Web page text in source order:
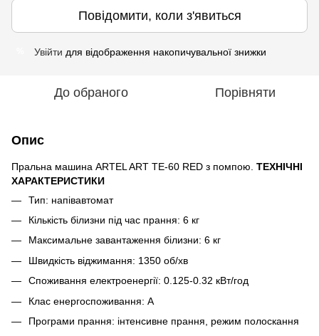
Повідомити, коли з'явиться
Увійти для відображення накопичувальної знижки
До обраного Порівняти
Опис
Пральна машина ARTEL ART TЕ-60 RED з помпою. ТЕХНІЧНІ
ХАРАКТЕРИСТИКИ
Тип: напівавтомат
Кількість білизни під час прання: 6 кг
Максимальне завантаження білизни: 6 кг
Швидкість віджимання: 1350 об/хв
Споживання електроенергії: 0.125-0.32 кВт/год
Клас енергоспоживання: А
Програми прання: інтенсивне прання, режим полоскання